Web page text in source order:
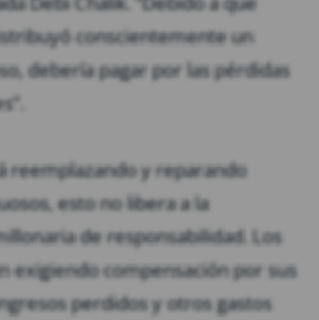
conscientemente un
debería pagar por las pérdidas
reemplazando y reparando
esto no libera a la
de responsabilidad. Los
exigiendo compensación por sus
perdidos y otros gastos